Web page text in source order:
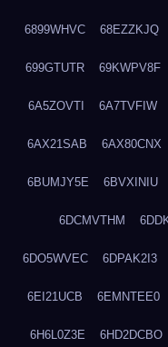
6899WHVC 68EZZKJQ
699GTUTR 69KWPV8F
6A5ZOVTI 6A7TVFIW
6AX21SAB 6AX80CNX
6BUMJY5E 6BVXINIU
6DCMVTHM
6DO5WVEC 6DPAK2I3
6EI21UCB 6EMNTEE0
6H6L0Z3E 6HD2DCBO